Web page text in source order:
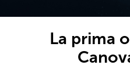
La prima